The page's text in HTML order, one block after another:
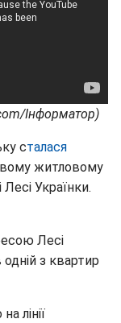
Iнформатор)
сталася
житловому
Українки.
Лесі
з квартир
лінії